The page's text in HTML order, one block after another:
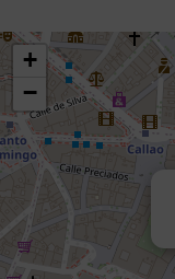
+
−